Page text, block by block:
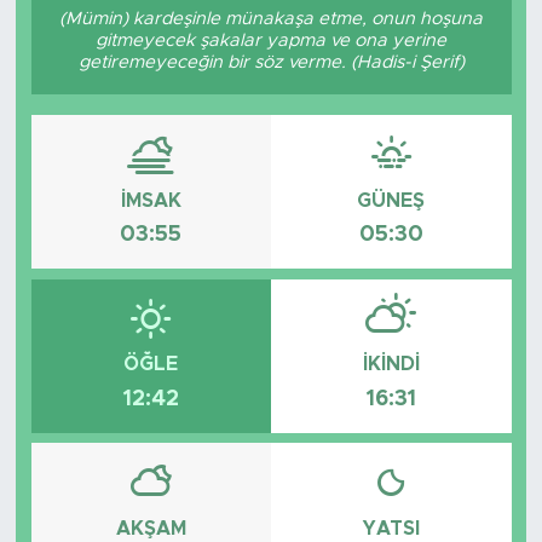
(Mümin) kardeşinle münakaşa etme, onun hoşuna
gitmeyecek şakalar yapma ve ona yerine
getiremeyeceğin bir söz verme. (Hadis-i Şerif)
İMSAK
03:55
GÜNEŞ
05:30
ÖĞLE
12:42
İKINDI
16:31
AKŞAM YATSI